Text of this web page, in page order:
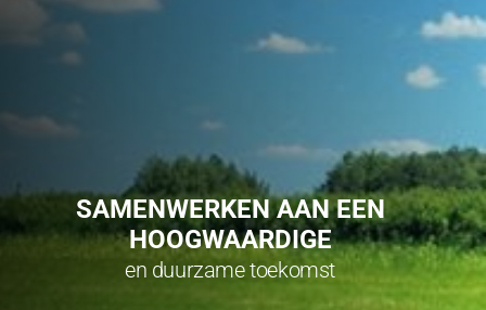
SAMENWERKEN AAN EEN
HOOGWAARDIGE
en duurzame toekomst